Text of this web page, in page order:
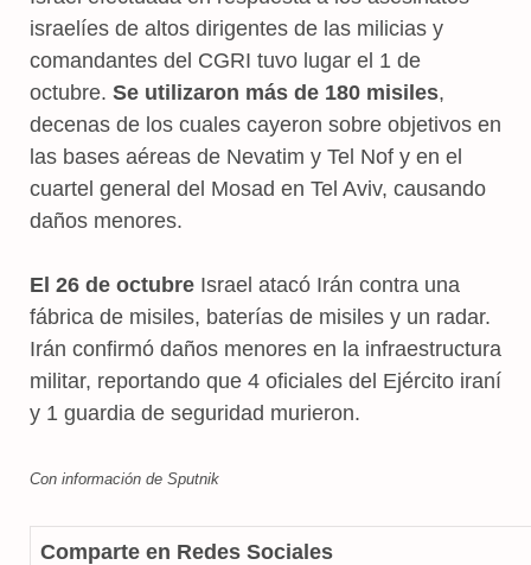
israelíes de altos dirigentes de las milicias y
comandantes del CGRI tuvo lugar el 1 de
octubre. Se utilizaron más de 180 misiles,
decenas de los cuales cayeron sobre objetivos en
las bases aéreas de Nevatim y Tel Nof y en el
cuartel general del Mosad en Tel Aviv, causando
daños menores.
El 26 de octubre Israel atacó Irán contra una
fábrica de misiles, baterías de misiles y un radar.
Irán confirmó daños menores en la infraestructura
militar, reportando que 4 oficiales del Ejército iraní
y 1 guardia de seguridad murieron.
Con información de Sputnik
Comparte en Redes Sociales